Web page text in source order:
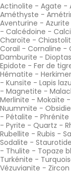
Actinolite - Agate -
Améthyste -
Aventurine - Azurite
- Calcédoine -
Charoïte -
Corail - Cornaline -
Damburite -
Epidote - Fer de
Hématite - Herkimer
- Kunsite - Lapis
- Magnetite -
Merlinite - Mokaïte -
Nuummite -
- Pétalite - Phrénite
- Pyrite - Quartz -
Rubellite - Rubis -
Sodalite - Staurotide
- Thulite - Topaze
Turkénite -
Vézuvianite - Zircon